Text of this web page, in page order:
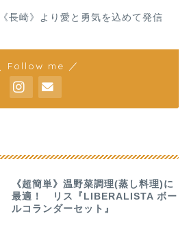
長崎》より愛と勇気を込めて発信
Follow me ／
《超簡単》温野菜調理(蒸し料理)に
最適！ リス『LIBERALISTA ボー
ルコランダーセット』